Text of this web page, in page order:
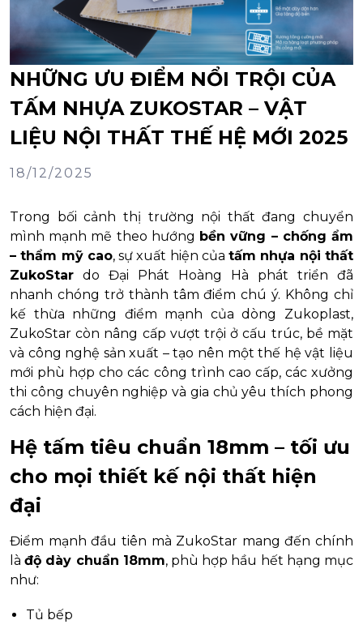
NHỮNG ƯU ĐIỂM NỔI TRỘI CỦA
TẤM NHỰA ZUKOSTAR – VẬT
LIỆU NỘI THẤT THẾ HỆ MỚI 2025
18/12/2025
Trong bối cảnh thị trường nội thất đang chuyển
mình mạnh mẽ theo hướng bền vững – chống ẩm
– thẩm mỹ cao, sự xuất hiện củatấm nhựa nội thất
ZukoStar do Đại Phát Hoàng Hà phát triển đã
nhanh chóng trở thành tâm điểm chú ý. Không chỉ
kế thừa những điểm mạnh của dòng Zukoplast,
ZukoStar còn nâng cấp vượt trội ở cấu trúc, bề mặt
và công nghệ sản xuất – tạo nên một thế hệ vật liệu
mới phù hợp cho các công trình cao cấp, các xưởng
thi công chuyên nghiệp và gia chủ yêu thích phong
cách hiện đại.
Hệ tấm tiêu chuẩn 18mm – tối ưu
cho mọi thiết kế nội thất hiện
đại
Điểm mạnh đầu tiên mà ZukoStar mang đến chính
làđộ dày chuẩn 18mm, phù hợp hầu hết hạng mục
như:
Tủ bếp